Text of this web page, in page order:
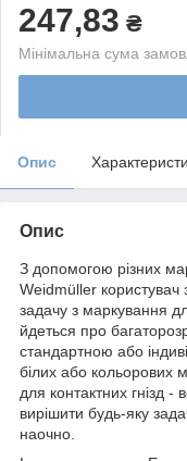
247,83 ₴
Мінімальна сума
Опис
Опис
З допомогою різних
Weidmüller користувач
задачу з маркування
йдеться про
стандартною або
білих або кольорових
для контактних гнізд
вирішити будь-яку
наочно.